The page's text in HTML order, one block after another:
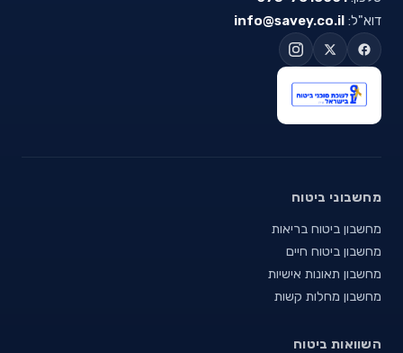
דוא"ל: info@savey.co.il
מחשבוני ביטוח
מחשבון ביטוח בריאות
מחשבון ביטוח חיים
מחשבון תאונות אישיות
מחשבון מחלות קשות
השוואות ביטוח